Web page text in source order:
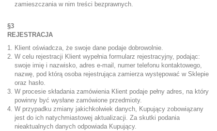
zamieszczania w nim treści bezprawnych.
§3
REJESTRACJA
Klient oświadcza, że swoje dane podaje dobrowolnie.
W celu rejestracji Klient wypełnia formularz rejestracyjny, podając:
swoje imię i nazwisko, adres e-mail, numer telefonu kontaktowego,
nazwę, pod którą osoba rejestrująca zamierza występować w Sklepie
oraz hasło.
W procesie składania zamówienia Klient podaje pełny adres, na który
powinny być wysłane zamówione przedmioty.
W przypadku zmiany jakichkolwiek danych, Kupujący zobowiązany
jest do ich natychmiastowej aktualizacji. Za skutki podania
nieaktualnych danych odpowiada Kupujący.